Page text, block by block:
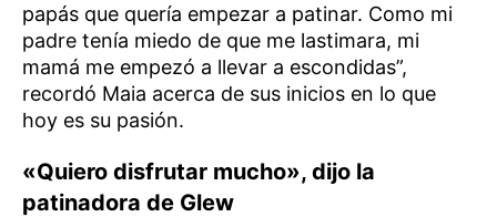
papás que quería empezar a patinar. Como mi
padre tenía miedo de que me lastimara, mi
mamá me empezó a llevar a escondidas”,
recordó Maia acerca de sus inicios en lo que
hoy es su pasión.
«Quiero disfrutar mucho», dijo la
patinadora de Glew